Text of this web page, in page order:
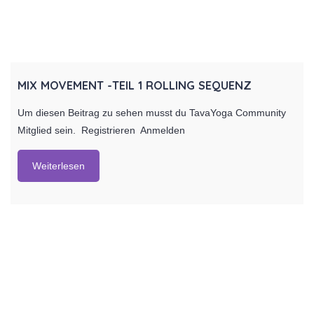
MIX MOVEMENT -TEIL 1 ROLLING SEQUENZ
Um diesen Beitrag zu sehen musst du TavaYoga Community
Mitglied sein. Registrieren Anmelden
Weiterlesen